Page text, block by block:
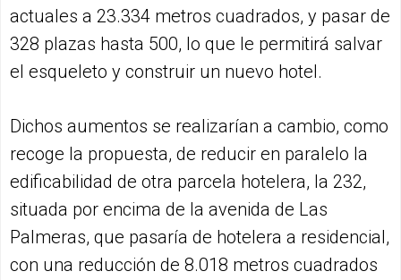
actuales a 23.334 metros cuadrados, y pasar de
328 plazas hasta 500, lo que le permitirá salvar
el esqueleto y construir un nuevo hotel.
Dichos aumentos se realizarían a cambio, como
recoge la propuesta, de reducir en paralelo la
edificabilidad de otra parcela hotelera, la 232,
situada por encima de la avenida de Las
Palmeras, que pasaría de hotelera a residencial,
con una reducción de 8.018 metros cuadrados